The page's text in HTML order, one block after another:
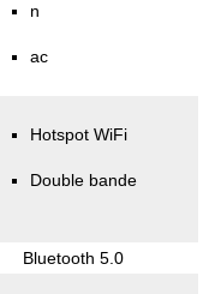
n
ac
Hotspot WiFi
Double bande
Bluetooth 5.0